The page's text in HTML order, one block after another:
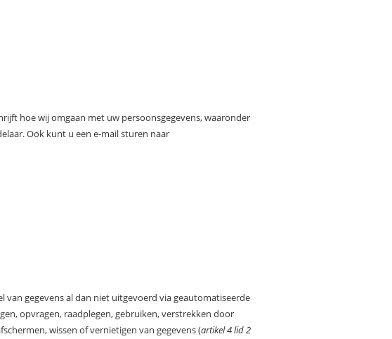
hoe wij omgaan met uw persoonsgegevens, waaronder
Ook kunt u een e-mail sturen naar
gegevens al dan niet uitgevoerd via geautomatiseerde
opvragen, raadplegen, gebruiken, verstrekken door
wissen of vernietigen van gegevens (artikel 4 lid 2